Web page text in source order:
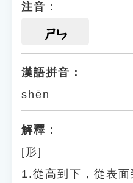
注音：
ㄕㄣ
漢語拼音：
shēn
解釋：
[形]
1.從高到下，從表面